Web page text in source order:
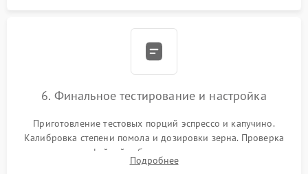
6. Финальное тестирование и настройка
Приготовление тестовых порций эспрессо и капучино.
Калибровка степени помола и дозировки зерна. Проверка
плотности кофейной таблетки, температуры напитка и
качества молочной пены. Контроль отсутствия посторонних
Подробнее